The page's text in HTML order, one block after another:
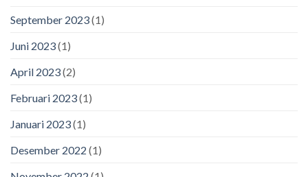
September 2023(1)
Juni 2023(1)
April 2023(2)
Februari 2023(1)
Januari 2023(1)
Desember 2022 (1)